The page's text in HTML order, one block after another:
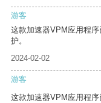
游客
这款加速器VPM应用程
护。
2024-02-02
游客
这款加速器VPM应用程序